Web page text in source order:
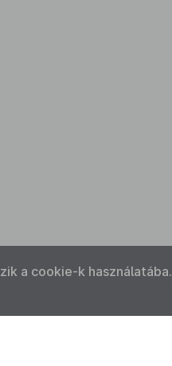
a cookie-k használatába.